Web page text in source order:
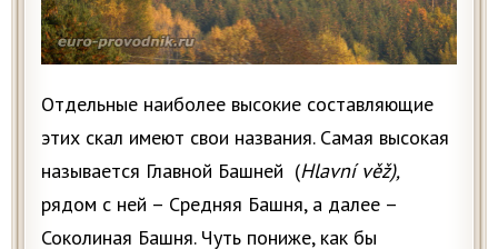
Отдельные наиболее высокие составляющие
этих скал имеют свои названия. Самая высокая
называется Главной Башней (Hlavní věž),
рядом с ней – Средняя Башня, а далее –
Соколиная Башня. Чуть пониже, как бы